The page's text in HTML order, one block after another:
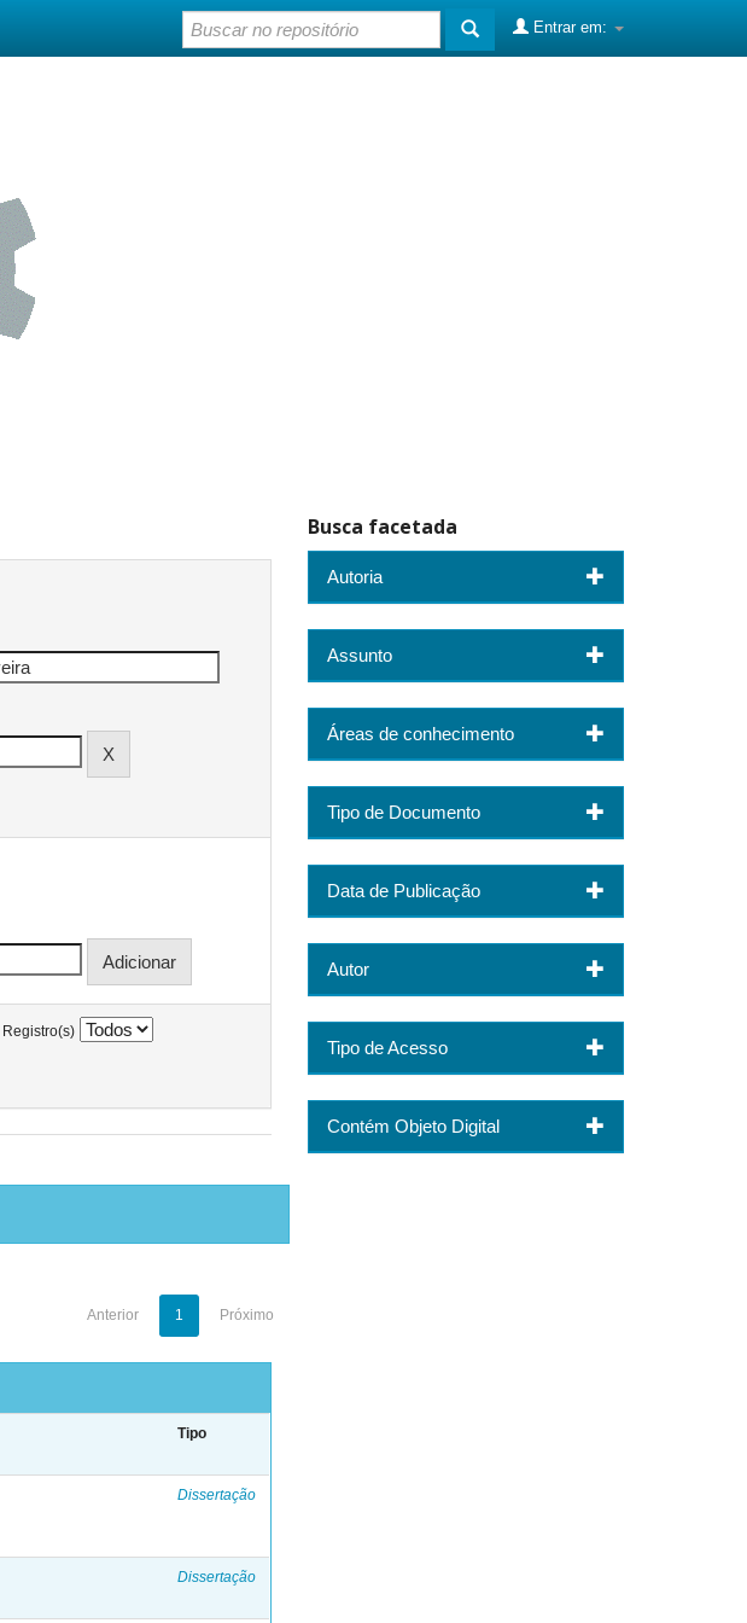
Entrar em:
Registro(s)
Anterior 1 Próximo
Tipo
Dissertação
Dissertação
Busca facetada
Autoria
Assunto
Áreas de conhecimento
Tipo de Documento
Data de Publicação
Autor
Tipo de Acesso
Contém Objeto Digital